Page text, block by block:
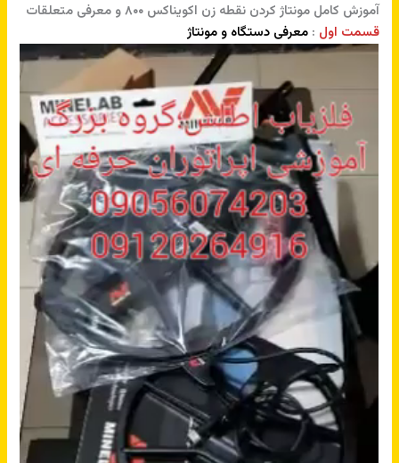
آموزش کامل مونتاژ کردن نقطه زن اکویناکس ۸۰۰ و معرفی متعلقات
قسمت اول :معرفی دستگاه و مونتاژ